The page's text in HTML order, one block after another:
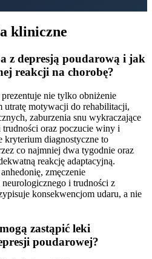
kliniczne
z depresją poudarową i jak
reakcji na chorobę?
nie tylko obniżenie
utratę motywacji do rehabilitacji,
zaburzenia snu wykraczające
oraz poczucie winy i
diagnostyczne to
co najmniej dwa tygodnie oraz
reakcję adaptacyjną.
zmęczenie
i trudności z
konsekwencjom udaru, a nie
zastąpić leki
poudarowej?